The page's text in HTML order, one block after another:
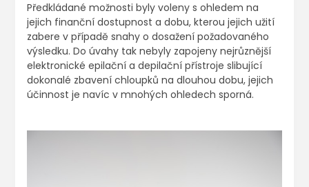
Předkládané možnosti byly voleny s ohledem na
jejich finanční dostupnost a dobu, kterou jejich užití
zabere v případě snahy o dosažení požadovaného
výsledku. Do úvahy tak nebyly zapojeny nejrůznější
elektronické epilační a depilační přístroje slibující
dokonalé zbavení chloupků na dlouhou dobu, jejich
účinnost je navíc v mnohých ohledech sporná.